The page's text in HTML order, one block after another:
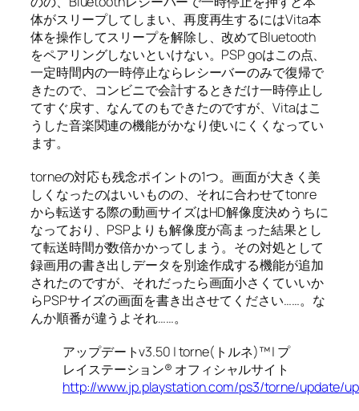
体がスリープしてしまい、再度再生するにはVita本
体を操作してスリープを解除し、改めてBluetooth
をペアリングしないといけない。PSP goはこの点、
一定時間内の一時停止ならレシーバーのみで復帰で
きたので、コンビニで会計するときだけ一時停止し
てすぐ戻す、なんてのもできたのですが、Vitaはこ
うした音楽関連の機能がかなり使いにくくなってい
ます。
torneの対応も残念ポイントの1つ。画面が大きく美
しくなったのはいいものの、それに合わせてtonre
から転送する際の動画サイズはHD解像度決めうちに
なっており、PSPよりも解像度が高まった結果とし
て転送時間が数倍かかってしまう。その対処として
録画用の書き出しデータを別途作成する機能が追加
されたのですが、それだったら画面小さくていいか
らPSPサイズの画面を書き出させてください……。な
んか順番が違うよそれ……。
アップデートv3.50 | torne(トルネ)™ | プ
レイステーション® オフィシャルサイト
http://www.jp.playstation.com/ps3/torne/update/